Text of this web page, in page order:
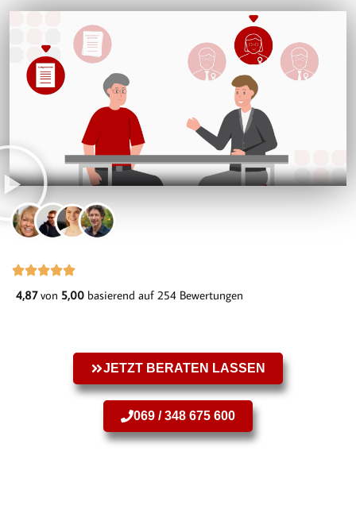
4,87von 5,00 basierend auf 254 Bewertungen
JETZT BERATEN LASSEN
069 / 348 675 600